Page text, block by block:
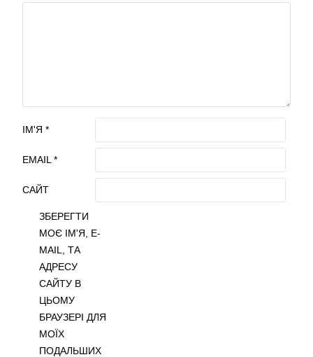
ІМ'Я *
EMAIL *
САЙТ
ЗБЕРЕГТИ
МОЄ ІМ'Я, E-
MAIL, ТА
АДРЕСУ
САЙТУ В
ЦЬОМУ
БРАУЗЕРІ ДЛЯ
МОЇХ
ПОДАЛЬШИХ